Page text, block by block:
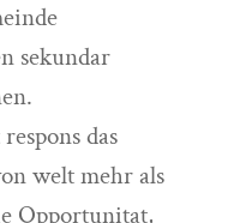
sekundar
das
welt mehr als
Opportunitat,